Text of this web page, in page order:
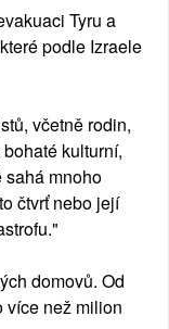
Tyru a
podle Izraele
včetně rodin,
kulturní,
sahá mnoho
čtvrť nebo její
domovů. Od
více než milion